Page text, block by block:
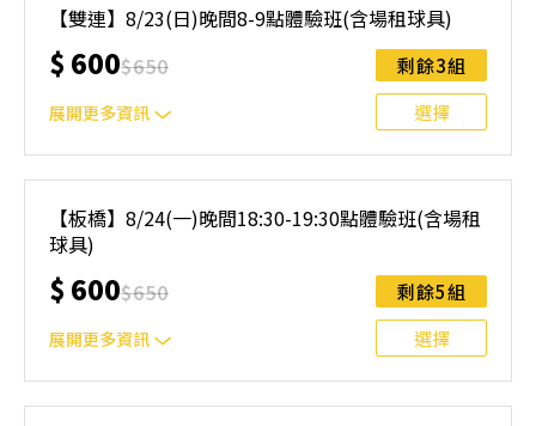
制。歡迎邀請親友一同報名參加，享受團體運動樂趣！ 如
人數未達開班門檻，或因天候不佳無法如期舉行，POA將視
情況安排延期或併班處理。 ⚠️ 報名完成後，如因天候因素
無法上課，僅提供課程延期選項，恕不退費，請參閱【報名
與課程異動規則】。報名後視為您已同意上述規則。
【雙連】8/23(日)晚間8-9點體驗班(含場租球具)
$ 600$650
展開更多資訊
剩餘3組
選擇
制。歡迎邀請親友一同報名參加，享受團體運動樂趣！ 如
人數未達開班門檻，或因天候不佳無法如期舉行，POA將視
情況安排延期或併班處理。 ⚠️ 報名完成後，如因天候因素
無法上課，僅提供課程延期選項，恕不退費，請參閱【報名
與課程異動規則】。報名後視為您已同意上述規則。
【板橋】8/24(一)晚間18:30-19:30點體驗班(含場租
球具)
$ 600$650
展開更多資訊
剩餘5組
選擇